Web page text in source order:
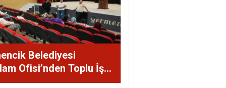
Belediyesi
Ofisi’nden Toplu İş